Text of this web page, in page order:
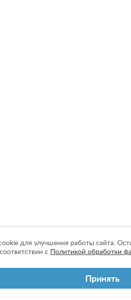
для улучшения работы сайта.
с Политикой обработки
Принять